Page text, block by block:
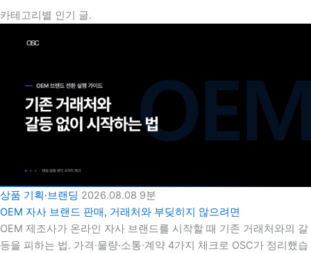
카테고리별 인기 글.
상품 기획·브랜딩 2026.08.08 9분
OEM 자사 브랜드 판매, 거래처와 부딪히지 않으려면
OEM 제조사가 온라인 자사 브랜드를 시작할 때 기존 거래처와의 갈
등을 피하는 법. 가격·물량·소통·계약 4가지 체크로 OSC가 정리했습